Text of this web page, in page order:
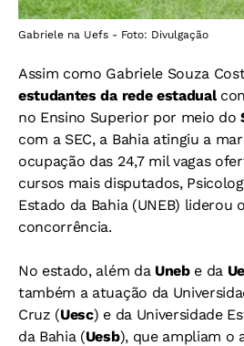
Gabriele na Uefs - Foto: Divulgação
Assim como Gabriele Souza
estudantes da rede estadual
no Ensino Superior por meio do
com a SEC, a Bahia atingiu a
ocupação das 24,7 mil vagas
cursos mais disputados,
Estado da Bahia (UNEB) liderou
concorrência.
No estado, além da Unebe da
também a atuação da
Cruz (Uesc) e da Universidade
da Bahia (Uesb), que ampliam o